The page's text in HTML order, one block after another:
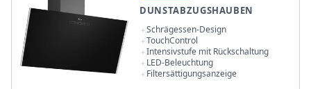
DUNSTABZUGSHAUBEN
Schrägessen-Design
TouchControl
Intensivstufe mit Rückschaltung
LED-Beleuchtung
Filtersättigungsanzeige